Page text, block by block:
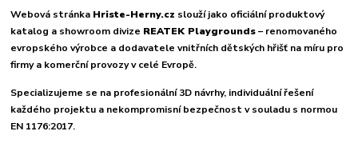
Webová stránka Hriste-Herny.cz slouží jako oficiální produktový
katalog a showroom divize REATEK Playgrounds– renomovaného
evropského výrobce a dodavatele vnitřních dětských hřišť na míru pro
firmy a komerční provozy v celé Evropě.
Specializujeme se na profesionální 3D návrhy, individuální řešení
každého projektu a nekompromisní bezpečnost v souladu s normou
EN 1176:2017.